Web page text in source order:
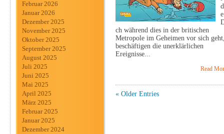
Februar 2026
Januar 2026
Dezember 2025
November 2025
Oktober 2025
September 2025
August 2025
Juli 2025
Juni 2025
Mai 2025
April 2025
März 2025
Februar 2025
Januar 2025
Dezember 2024
ch während dies in der britischen
Metropole im Geheimen vor sich
beschäftigen die unerklärlichen
Ereignisse...
Read
« Older Entries